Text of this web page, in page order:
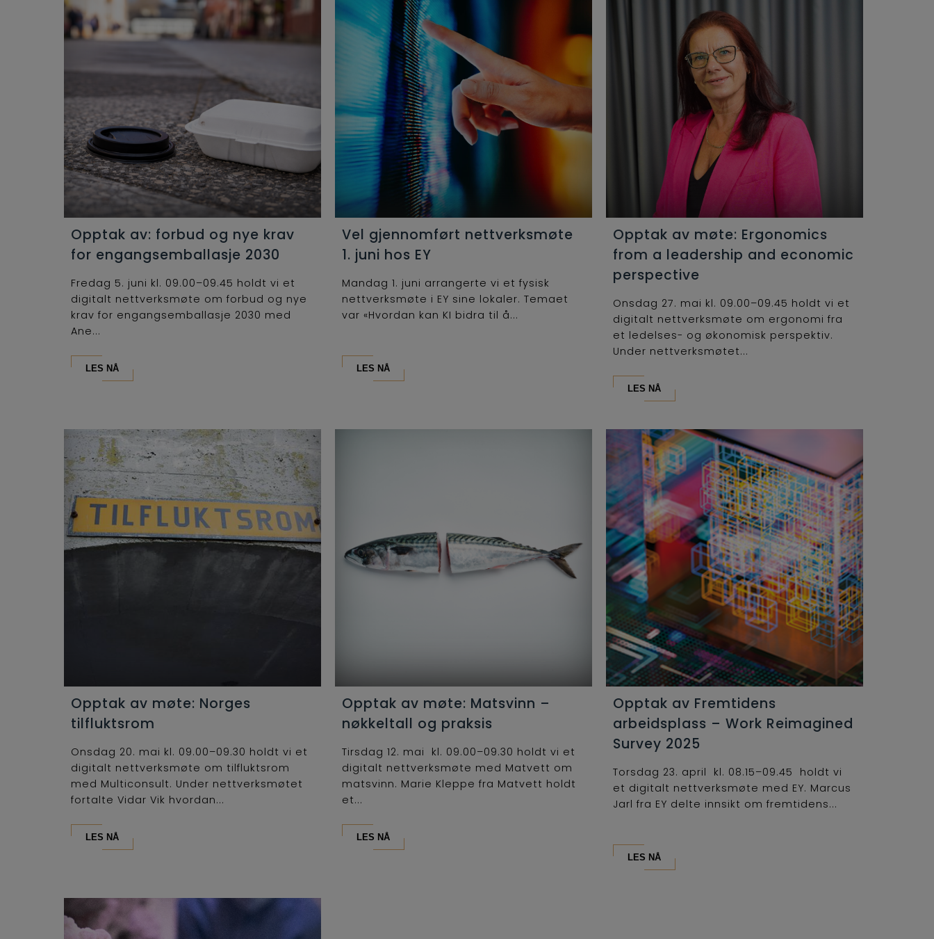
Opptak av: forbud og nye krav
for engangsemballasje 2030
Fredag 5. juni kl. 09.00–09.45 holdt vi et
digitalt nettverksmøte om forbud og nye
krav for engangsemballasje 2030 med
Ane...
LES NÅ
Vel gjennomført nettverksmøte
1. juni hos EY
Mandag 1. juni arrangerte vi et fysisk
nettverksmøte i EY sine lokaler. Temaet
var «Hvordan kan KI bidra til å...
LES NÅ
Opptak av møte: Ergonomics
from a leadership and economic
perspective
Onsdag 27. mai kl. 09.00–09.45 holdt vi et
digitalt nettverksmøte om ergonomi fra
et ledelses- og økonomisk perspektiv.
Under nettverksmøtet...
LES NÅ
Opptak av møte: Norges
tilfluktsrom
Onsdag 20. mai kl. 09.00–09.30 holdt vi et
digitalt nettverksmøte om tilfluktsrom
med Multiconsult. Under nettverksmøtet
fortalte Vidar Vik hvordan...
LES NÅ
Opptak av møte: Matsvinn –
nøkkeltall og praksis
Tirsdag 12. mai kl. 09.00–09.30 holdt vi et
digitalt nettverksmøte med Matvett om
matsvinn. Marie Kleppe fra Matvett holdt
et...
LES NÅ
Opptak av Fremtidens
arbeidsplass – Work Reimagined
Survey 2025
Torsdag 23. april kl. 08.15–09.45 holdt vi
et digitalt nettverksmøte med EY. Marcus
Jarl fra EY delte innsikt om fremtidens...
LES NÅ